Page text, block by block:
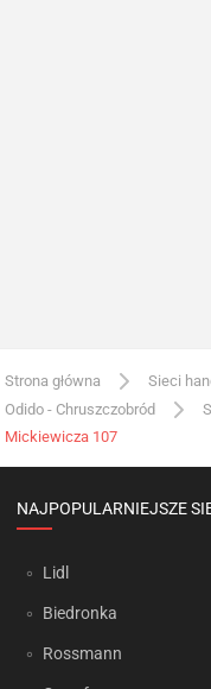
Strona główna Sieci
Odido - Chruszczobród
Mickiewicza 107
NAJPOPULARNIEJSZE
Lidl
Biedronka
Rossmann